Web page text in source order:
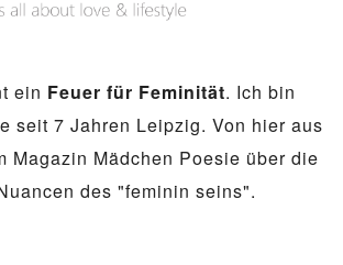
ein Feuer für Feminität. Ich bin
seit 7 Jahren Leipzig. Von hier aus
Magazin Mädchen Poesie über die
des "feminin seins".